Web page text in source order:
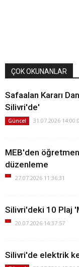
ÇOK OKUNANLAR
Safaalan Kararı
Silivri'de'
Güncel 31.07.2026
MEB'den
düzenleme
27.07.2026 11:36:31
Silivri'deki 10 Plaj
20.07.2026 14:37:57
Silivri'de elektrik